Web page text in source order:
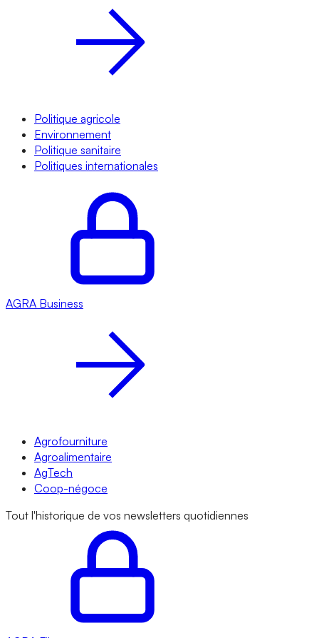
Politique agricole
Environnement
Politique sanitaire
Politiques internationales
AGRA Business
Agrofourniture
Agroalimentaire
AgTech
Coop-négoce
Tout l'historique de vos newsletters quotidiennes